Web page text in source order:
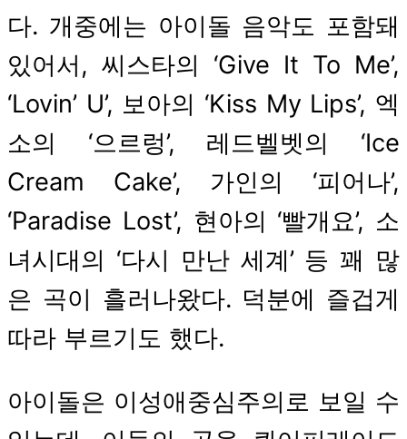
다. 개중에는 아이돌 음악도 포함돼
있어서, 씨스타의 ‘Give It To Me’,
‘Lovin’ U’, 보아의 ‘Kiss My Lips’, 엑
소의 ‘으르렁’, 레드벨벳의 ‘Ice
Cream Cake’, 가인의 ‘피어나’,
‘Paradise Lost’, 현아의 ‘빨개요’, 소
녀시대의 ‘다시 만난 세계’ 등 꽤 많
은 곡이 흘러나왔다. 덕분에 즐겁게
따라 부르기도 했다.
아이돌은 이성애중심주의로 보일 수